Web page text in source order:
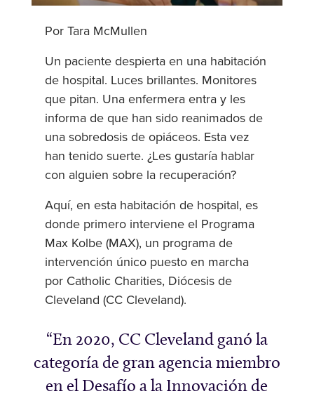
Por Tara McMullen
Un paciente despierta en una habitación
de hospital. Luces brillantes. Monitores
que pitan. Una enfermera entra y les
informa de que han sido reanimados de
una sobredosis de opiáceos. Esta vez
han tenido suerte. ¿Les gustaría hablar
con alguien sobre la recuperación?
Aquí, en esta habitación de hospital, es
donde primero interviene el Programa
Max Kolbe (MAX), un programa de
intervención único puesto en marcha
por Catholic Charities, Diócesis de
Cleveland (CC Cleveland).
En 2020, CC Cleveland ganó la
categoría de gran agencia miembro
en el Desafío a la Innovación de